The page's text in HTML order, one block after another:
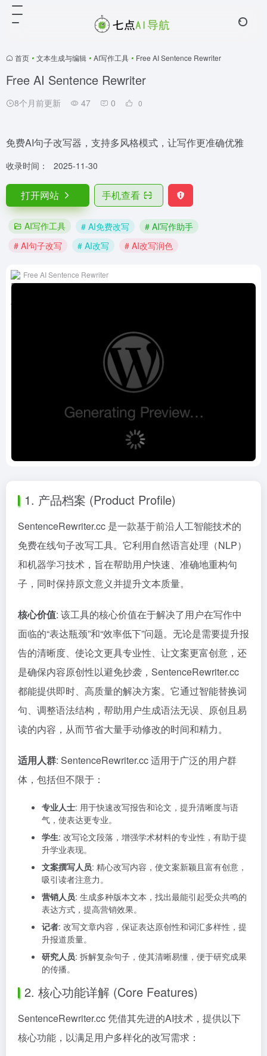
首页 • 文本生成与编辑 • AI写作工具 • Free AI Sentence Rewriter
Free AI Sentence Rewriter
8个月前更新 47 0 0
免费AI句子改写器，支持多风格模式，让写作更准确优雅
收录时间： 2025-11-30
打开网站 手机查看
AI写作工具 # AI免费改写
# AI写作助手
# AI句子改写
# AI改写 # AI改写润色
Free AI Sentence Rewriter
1. 产品档案 (Product Profile)
SentenceRewriter.cc 是一款基于前沿人工智能技术的
免费在线句子改写工具。它利用自然语言处理（NLP）
和机器学习技术，旨在帮助用户快速、准确地重构句
子，同时保持原文意义并提升文本质量。
核心价值: 该工具的核心价值在于解决了用户在写作中
面临的“表达瓶颈”和“效率低下”问题。无论是需要提升报
告的清晰度、使论文更具专业性、让文案更富创意，还
是确保内容原创性以避免抄袭，SentenceRewriter.cc
都能提供即时、高质量的解决方案。它通过智能替换词
句、调整语法结构，帮助用户生成语法无误、原创且易
读的内容，从而节省大量手动修改的时间和精力。
适用人群: SentenceRewriter.cc 适用于广泛的用户群
体，包括但不限于：
专业人士: 用于快速改写报告和论文，提升清晰度与语
气，使表达更专业。
学生: 改写论文段落，增强学术材料的专业性，有助于提
升学业表现。
文案撰写人员: 精心改写内容，使文案新颖且富有创意，
吸引读者注意力。
营销人员: 生成多种版本文本，找出最能引起受众共鸣的
表达方式，提高营销效果。
记者: 改写文章内容，保证表达原创性和词汇多样性，提
升报道质量。
研究人员: 拆解复杂句子，使其清晰易懂，便于研究成果
的传播。
2. 核心功能详解 (Core Features)
SentenceRewriter.cc 凭借其先进的AI技术，提供以下
核心功能，以满足用户多样化的改写需求：